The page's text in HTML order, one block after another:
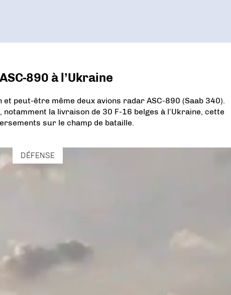
890 à l’Ukraine
et peut-être même deux avions radar ASC-890 (Saab 340).
la livraison de 30 F-16 belges à l’Ukraine, cette
sur le champ de bataille.
DÉFENSE